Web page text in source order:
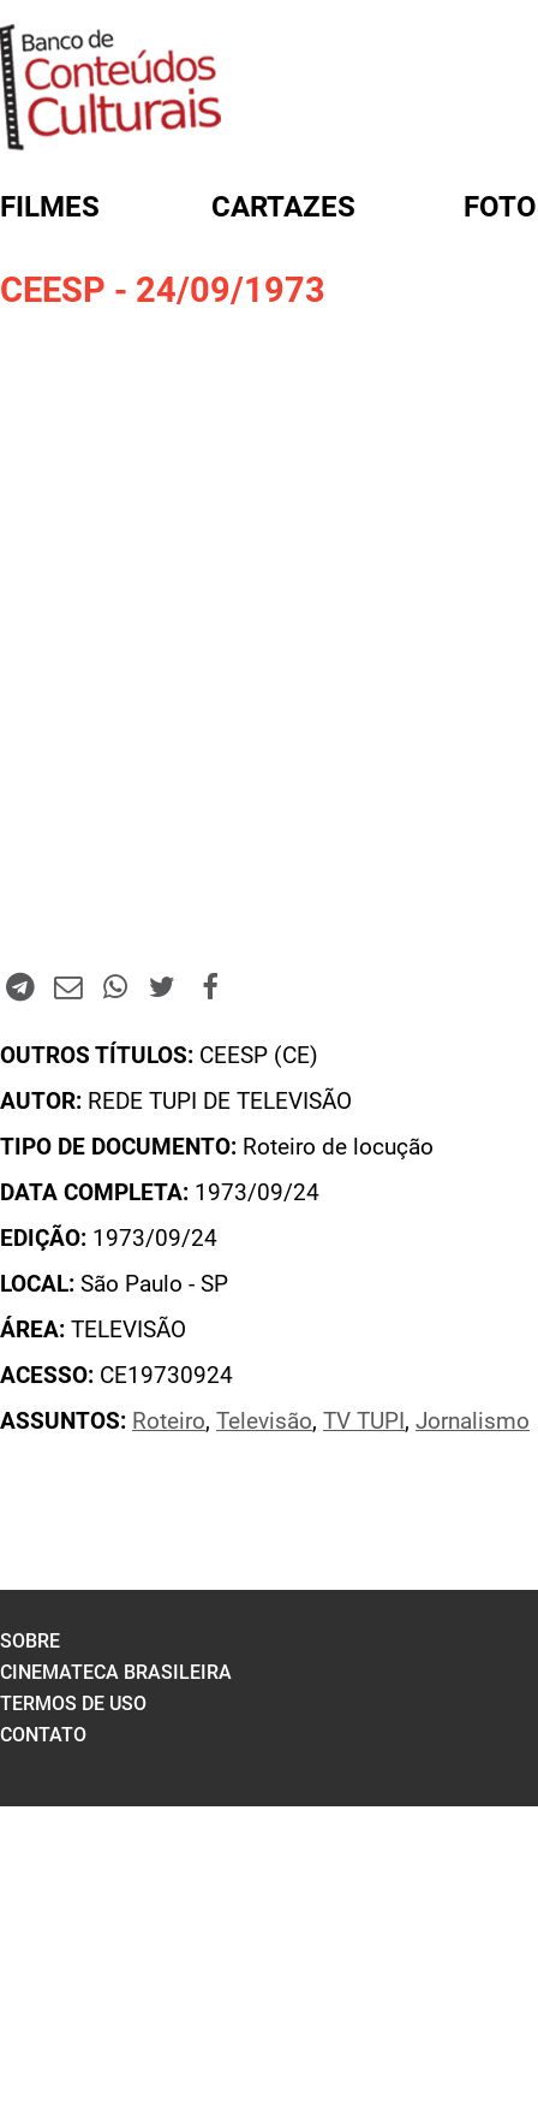
FILMES CARTAZES
CEESP - 24/09/1973
OUTROS TÍTULOS: CEESP (CE)
AUTOR: REDE TUPI DE TELEVISÃO
TIPO DE DOCUMENTO: Roteiro de locução
DATA COMPLETA: 1973/09/24
EDIÇÃO: 1973/09/24
LOCAL: São Paulo - SP
ÁREA: TELEVISÃO
ACESSO: CE19730924
ASSUNTOS: Roteiro, Televisão, TV TUPI , Jornalismo
FORMULÁRIO DE BUSCA
SOBRE
CINEMATECA BRASILEIRA
TERMOS DE USO
CONTATO